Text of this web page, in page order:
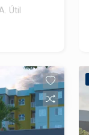
de
em uma
Útil